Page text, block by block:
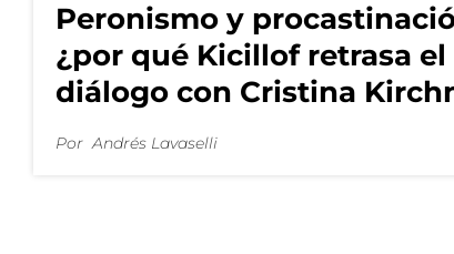
Peronismo y
¿por qué Kicillof retrasa el
diálogo con Cristina
Por Andrés Lavaselli